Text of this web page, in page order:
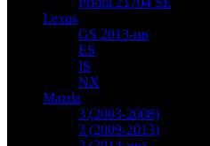
Lexus
GS 2013-нв
ES
IS
NX
Mazda
3 (2003-2008)
3 (2009-2013)